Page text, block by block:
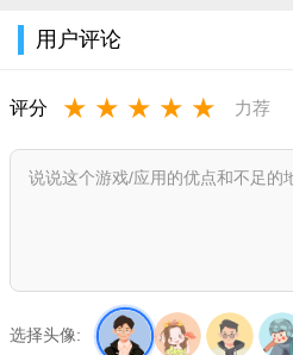
3、怪力少女：秦
用户评论
评分 ★ ★ ★ ★ ★ 力荐
选择头像: